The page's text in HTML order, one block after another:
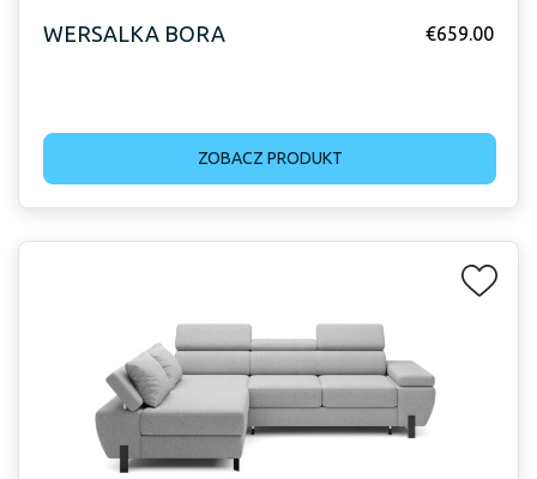
WERSALKA BORA €659.00
ZOBACZ PRODUKT